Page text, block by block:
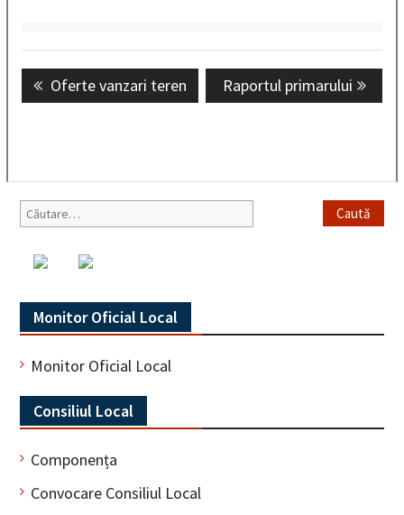
Navigare
în
Previous
post:
Oferte vanzari teren
Next
post:
Raportul primarului
Monitor Oficial Local
Monitor Oficial Local
Consiliul Local
Componența
Convocare Consiliul Local